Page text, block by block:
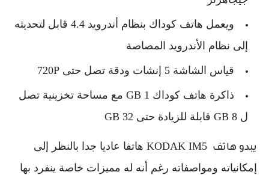
ويعمل
هاتف كوداك بنظام أندرويد 4.4 قابل لتحديثه
إلى نظام الأندرويد المصاصة
قياس الشاشة 5 إنشات ودقة تصل حتى 720P
ذاكرة هاتف كوداك 1 GB مع مساحة تخزينية تصل
ل 8
GB قابلة للزيادة حتى 32 GB
يبدو هاتف
KODAK IM5 هاتفا عاديا جدا بالنظر إلى
إمكانياته ومواصفاته رغم أنه له مميزات خاصة ينفرد بها